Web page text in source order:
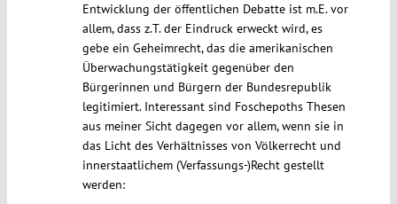
Entwicklung der öffentlichen Debatte ist m.E. vor
allem, dass z.T. der Eindruck erweckt wird, es
gebe ein Geheimrecht, das die amerikanischen
Überwachungstätigkeit gegenüber den
Bürgerinnen und Bürgern der Bundesrepublik
legitimiert. Interessant sind Foschepoths Thesen
aus meiner Sicht dagegen vor allem, wenn sie in
das Licht des Verhältnisses von Völkerrecht und
innerstaatlichem (Verfassungs-)Recht gestellt
werden: